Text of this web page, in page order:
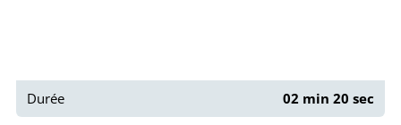
Durée 02 min 20 sec